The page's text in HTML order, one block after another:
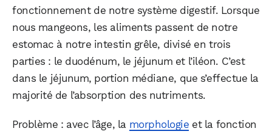
fonctionnement de notre système digestif. Lorsque
nous mangeons, les aliments passent de notre
estomac à notre intestin grêle, divisé en trois
parties : le duodénum, le jéjunum et l’iléon. C’est
dans le jéjunum, portion médiane, que s’effectue la
majorité de l’absorption des nutriments.
Problème : avec l’âge, la morphologie et la fonction